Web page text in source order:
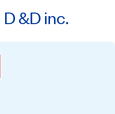
&D inc.